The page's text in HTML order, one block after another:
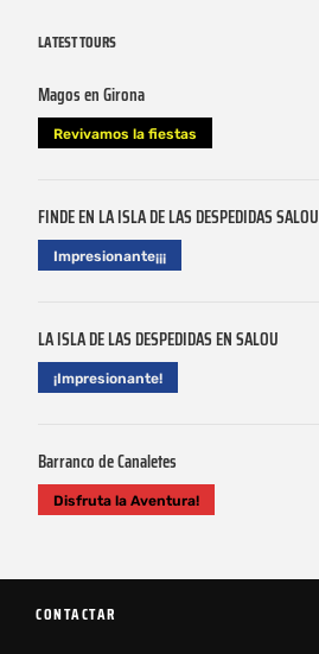
LATEST TOURS
Magos en Girona
Revivamos la fiestas
FINDE EN LA ISLA DE LAS DESPEDIDAS SALOU
Impresionante¡¡¡
LA ISLA DE LAS DESPEDIDAS EN SALOU
¡Impresionante!
Barranco de Canaletes
Disfruta la Aventura!
CONTACTAR